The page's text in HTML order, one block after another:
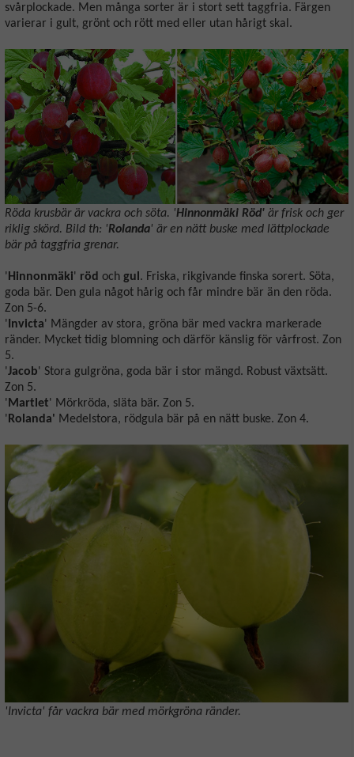
svårplockade. Men många sorter är i stort sett taggfria. Färgen
varierar i gult, grönt och rött med eller utan hårigt skal.
Röda krusbär är vackra och söta. 'Hinnonmäki Röd' är frisk och ger
riklig skörd. Bild th: 'Rolanda' är en nätt buske med lättplockade
bär på taggfria grenar.
' Hinnonmäki' röd och gul . Friska, rikgivande finska sorert. Söta,
goda bär. Den gula något hårig och får mindre bär än den röda.
Zon 5-6.
' Invicta' Mängder av stora, gröna bär med vackra markerade
ränder. Mycket tidig blomning och därför känslig för vårfrost. Zon
5.
'Jacob' Stora gulgröna, goda bär i stor mängd. Robust växtsätt.
Zon 5.
' Martlet' Mörkröda, släta bär. Zon 5.
' Rolanda' Medelstora, rödgula bär på en nätt buske. Zon 4.
'Invicta' får vackra bär med mörkgröna ränder.